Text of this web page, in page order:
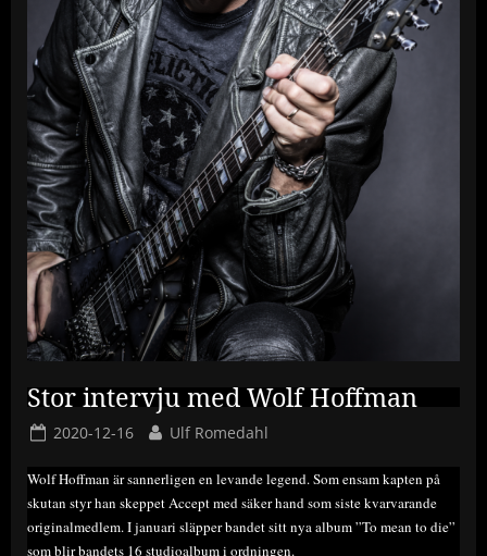
Stor intervju med Wolf Hoffman
Posted
2020-12-16 By
Ulf Romedahl
Wolf Hoffman är sannerligen en levande legend. Som ensam kapten på
skutan styr han skeppet Accept med säker hand som siste kvarvarande
originalmedlem. I januari släpper bandet sitt nya album ”To mean to die”
som blir bandets 16 studioalbum i ordningen.